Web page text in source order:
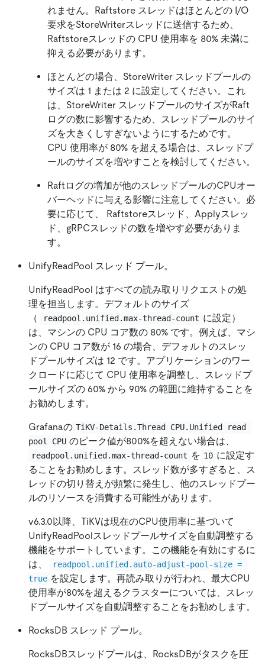
れません。Raftstore スレッドはほとんどの I/O
要求をStoreWriterスレッドに送信するため、
Raftstoreスレッドの CPU 使用率を 80% 未満に
抑える必要があります。
ほとんどの場合、StoreWriter スレッドプールの
サイズは 1 または 2 に設定してください。これ
は、StoreWriter スレッドプールのサイズがRaft
ログの数に影響するため、スレッドプールのサイ
ズを大きくしすぎないようにするためです。
CPU 使用率が 80% を超える場合は、スレッドプ
ールのサイズを増やすことを検討してください。
Raftログの増加が他のスレッドプールのCPUオー
バーヘッドに与える影響に注意してください。必
要に応じて、 Raftstoreスレッド、Applyスレッ
ド、gRPCスレッドの数を増やす必要がありま
す。
UnifyReadPool スレッド プール。
UnifyReadPool はすべての読み取りリクエストの処
理を担当します。デフォルトのサイズ
（
readpool.unified.max-thread-count に設定）
は、マシンの CPU コア数の 80% です。例えば、マシ
ンの CPU コア数が 16 の場合、デフォルトのスレッ
ドプールサイズは 12 です。アプリケーションのワー
クロードに応じて CPU 使用率を調整し、スレッドプ
ールサイズの 60% から 90% の範囲に維持することを
お勧めします。
Grafanaの TiKV-Details.Thread CPU.Unified read
pool CPU のピーク値が800%を超えない場合は、
readpool.unified.max-thread-count を 10 に設定す
ることをお勧めします。スレッド数が多すぎると、ス
レッドの切り替えが頻繁に発生し、他のスレッドプー
ルのリソースを消費する可能性があります。
v6.3.0以降、TiKVは現在のCPU使用率に基づいて
UnifyReadPoolスレッドプールサイズを自動調整する
機能をサポートしています。この機能を有効にするに
は、
readpool.unified.auto-adjust-pool-size =
true を設定します。再読み取りが行われ、最大CPU
使用率が80%を超えるクラスターについては、スレッ
ドプールサイズを自動調整することをお勧めします。
RocksDB スレッド プール。
RocksDBスレッドプールは、RocksDBがタスクを圧